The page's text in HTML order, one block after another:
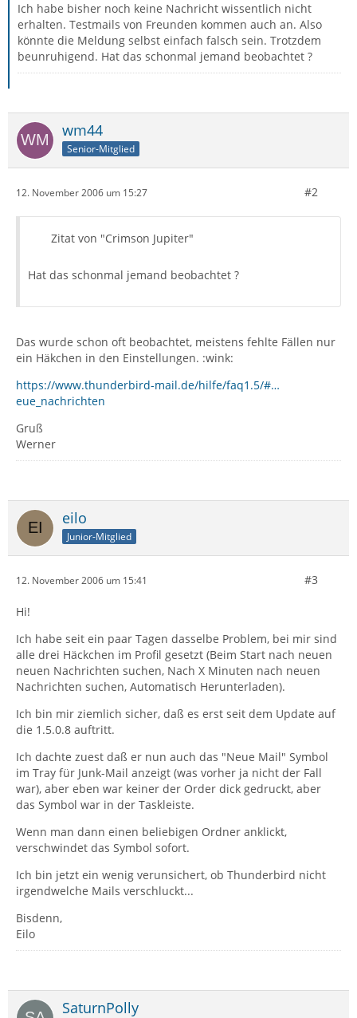
Ich habe bisher noch keine Nachricht wissentlich nicht
erhalten. Testmails von Freunden kommen auch an. Also
könnte die Meldung selbst einfach falsch sein. Trotzdem
beunruhigend. Hat das schonmal jemand beobachtet ?
wm44
Senior-Mitglied
12. November 2006 um 15:27 #2
Zitat von "Crimson Jupiter"
Hat das schonmal jemand beobachtet ?
Das wurde schon oft beobachtet, meistens fehlte Fällen nur
ein Häkchen in den Einstellungen. :wink:
https://www.thunderbird-mail.de/hilfe/faq1.5/#…
eue_nachrichten
Gruß
Werner
eilo
Junior-Mitglied
12. November 2006 um 15:41 #3
Hi!
Ich habe seit ein paar Tagen dasselbe Problem, bei mir sind
alle drei Häckchen im Profil gesetzt (Beim Start nach neuen
neuen Nachrichten suchen, Nach X Minuten nach neuen
Nachrichten suchen, Automatisch Herunterladen).
Ich bin mir ziemlich sicher, daß es erst seit dem Update auf
die 1.5.0.8 auftritt.
Ich dachte zuest daß er nun auch das "Neue Mail" Symbol
im Tray für Junk-Mail anzeigt (was vorher ja nicht der Fall
war), aber eben war keiner der Order dick gedruckt, aber
das Symbol war in der Taskleiste.
Wenn man dann einen beliebigen Ordner anklickt,
verschwindet das Symbol sofort.
Ich bin jetzt ein wenig verunsichert, ob Thunderbird nicht
irgendwelche Mails verschluckt...
Bisdenn,
Eilo
SaturnPolly